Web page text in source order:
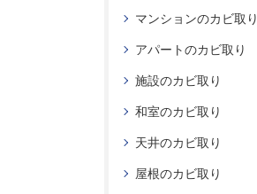
マンションのカビ取り
アパートのカビ取り
施設のカビ取り
和室のカビ取り
天井のカビ取り
屋根のカビ取り